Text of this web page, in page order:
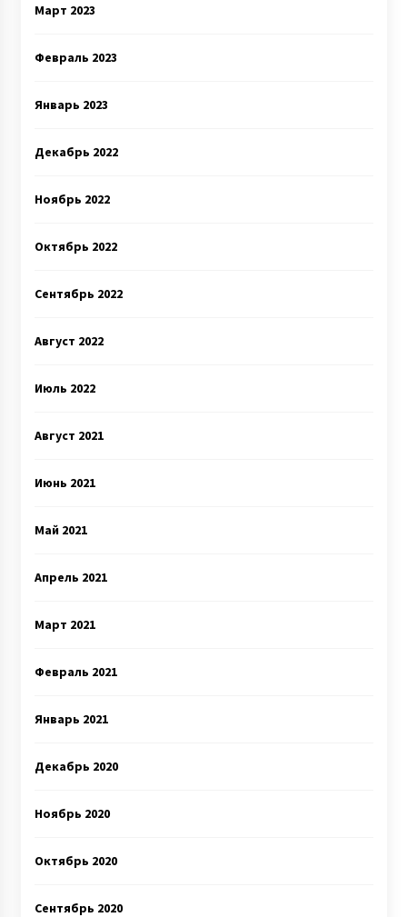
Март 2023
Февраль 2023
Январь 2023
Декабрь 2022
Ноябрь 2022
Октябрь 2022
Сентябрь 2022
Август 2022
Июль 2022
Август 2021
Июнь 2021
Май 2021
Апрель 2021
Март 2021
Февраль 2021
Январь 2021
Декабрь 2020
Ноябрь 2020
Октябрь 2020
Сентябрь 2020